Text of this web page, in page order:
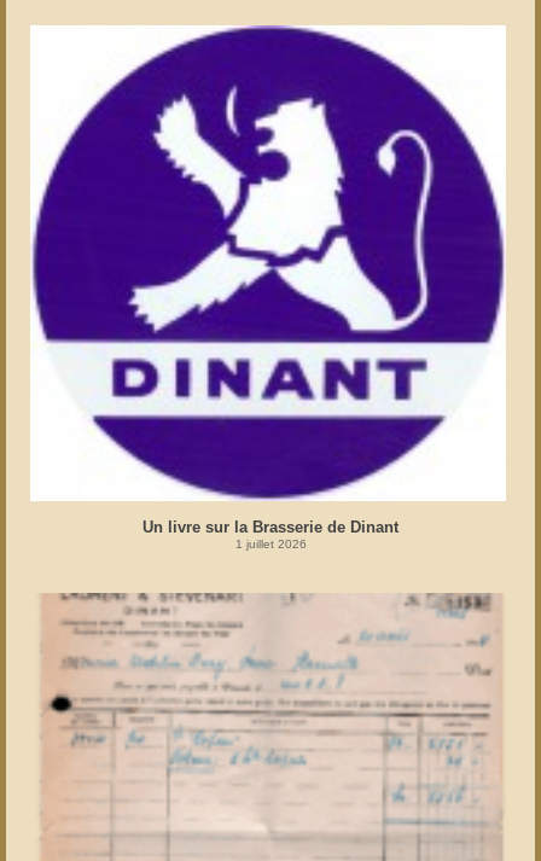
Un livre sur la Brasserie de Dinant
1 juillet 2026